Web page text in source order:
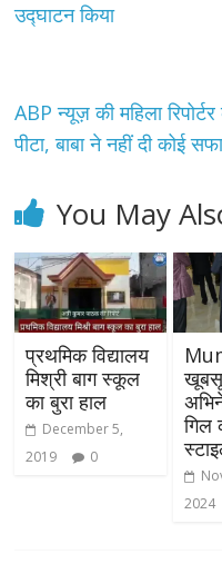
उद्घाटन किया
ABP न्यूज़ की महिला
पीटा, बाबा ने नहीं दी कोई
You May
प्रथमिक विद्यालय
मिश्री बाग स्कूल
का बुरा हाल
December 5,
2019
0
गिल
2024